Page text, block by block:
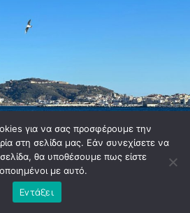
για να σας προσφέρουμε την
στη σελίδα μας. Εάν συνεχίσετε να
σελίδα, θα υποθέσουμε πως είστε
με αυτό.
Εντάξει